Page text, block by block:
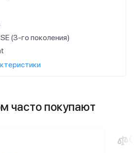
(3-го поколения)
часто покупают